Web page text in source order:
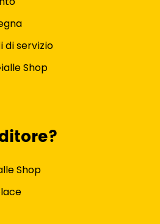
di servizio
Shop
Shop